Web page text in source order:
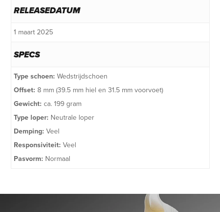
RELEASEDATUM
1 maart 2025
SPECS
Type schoen: Wedstrijdschoen
Offset: 8 mm (39.5 mm hiel en 31.5 mm voorvoet)
Gewicht: ca. 199 gram
Type loper: Neutrale loper
Demping: Veel
Responsiviteit: Veel
Pasvorm: Normaal